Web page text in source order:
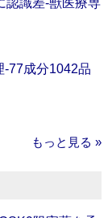
認識差‐獣医療専
‐77成分1042品
もっと見る »